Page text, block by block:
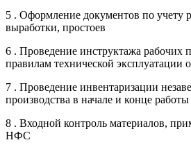
5 . Оформление документов по учету
выработки, простоев
6 . Проведение инструктажа рабочих
правилам технической эксплуатации
7 . Проведение инвентаризации
производства в начале и конце
8 . Входной контроль материалов,
НФС